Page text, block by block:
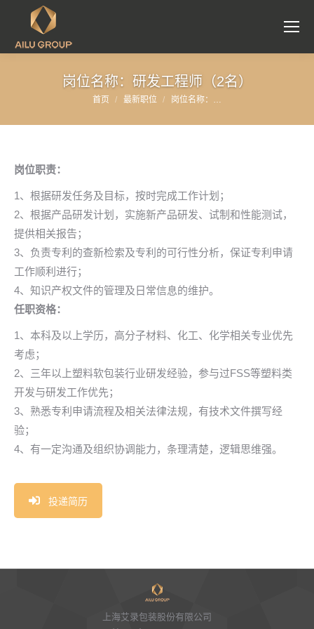
岗位名称：研发工程师（2名）
您在这里：
首页 最新职位 岗位名称：…
岗位职责：
1、根据研发任务及目标，按时完成工作计划；
2、根据产品研发计划，实施新产品研发、试制和性能测试，
提供相关报告；
3、负责专利的查新检索及专利的可行性分析，保证专利申请
工作顺利进行；
4、知识产权文件的管理及日常信息的维护。
任职资格：
1、本科及以上学历，高分子材料、化工、化学相关专业优先
考虑；
2、三年以上塑料软包装行业研发经验，参与过FSS等塑料类
开发与研发工作优先；
3、熟悉专利申请流程及相关法律法规，有技术文件撰写经
验；
4、有一定沟通及组织协调能力，条理清楚，逻辑思维强。
投递简历
上海艾录包装股份有限公司